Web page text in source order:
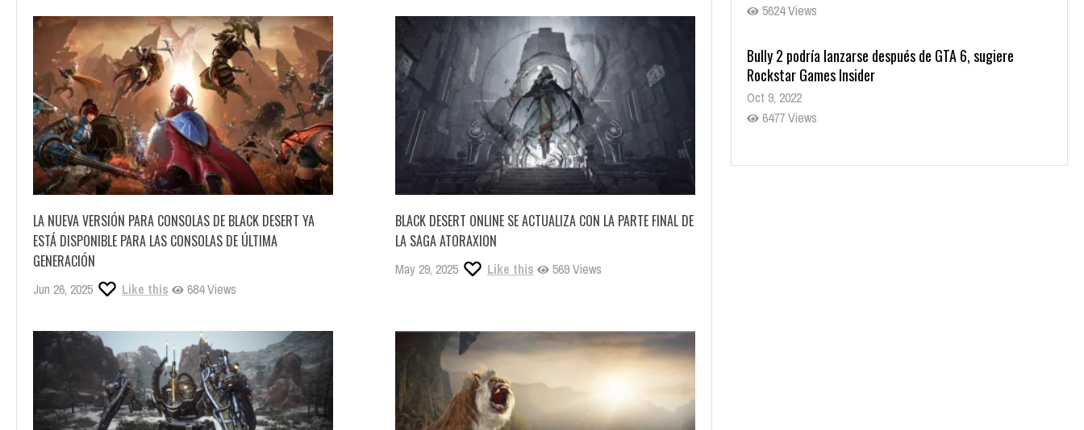
Ynderberg Capellan
Me encantan los video juegos, comics, anime, peliculas, series de tv, también disfruto de la buena música y la
naturaleza.
RELATED ARTICLES
5624 Views
Bully 2 podría lanzarse después de GTA 6, sugiere
Rockstar Games Insider
Oct 9, 2022
6477 Views
Rumor: Se filtran los primeros detalles de Resident Evil